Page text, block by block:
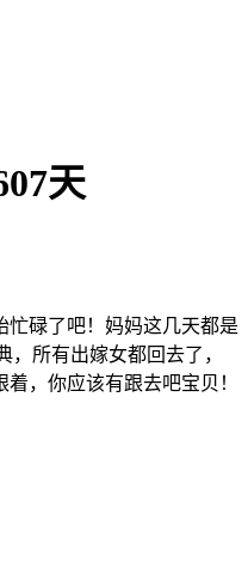
天
忙碌了吧！妈妈这几天都是
所有出嫁女都回去了，
，你应该有跟去吧宝贝！